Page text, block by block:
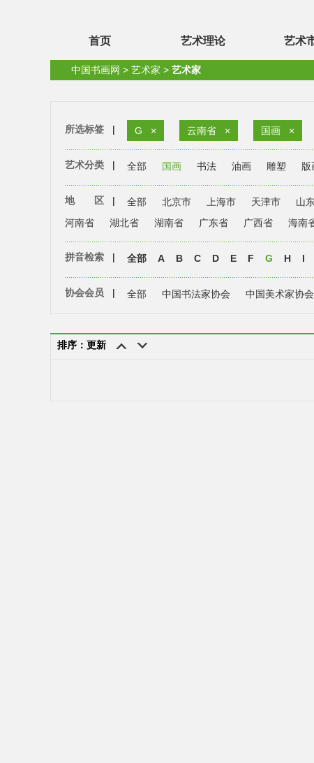
首页 艺术理论 艺术
中国书画网 > 艺术家 > 艺术家
所选标签 | G × 云南省 × 国画 ×
艺术分类 | 全部 国画 书法 油画 雕塑 版
地 区 | 全部 北京市 上海市 天津市 山
河南省
湖北省 湖南省 广东省 广西省 海南
拼音检索 | 全部 A B C D E F G H I
协会会员 | 全部 中国书法家协会 中国美术家协会
排序：更新